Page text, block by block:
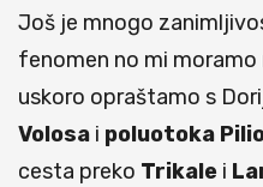
Još je mnogo
fenomen no mi
uskoro opraštamo s
Volosa i poluotoka
cesta preko Trikale i